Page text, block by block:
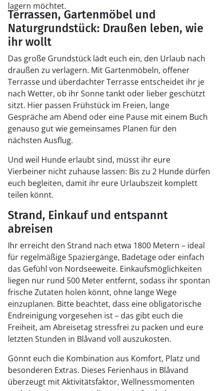
lagern möchtet.
Terrassen, Gartenmöbel und
Naturgrundstück: Draußen leben, wie
ihr wollt
Das große Grundstück lädt euch ein, den Urlaub nach
draußen zu verlagern. Mit Gartenmöbeln, offener
Terrasse und überdachter Terrasse entscheidet ihr je
nach Wetter, ob ihr Sonne tankt oder lieber geschützt
sitzt. Hier passen Frühstück im Freien, lange
Gespräche am Abend oder eine Pause mit einem Buch
genauso gut wie gemeinsames Planen für den
nächsten Ausflug.
Und weil Hunde erlaubt sind, müsst ihr eure
Vierbeiner nicht zuhause lassen: Bis zu 2 Hunde dürfen
euch begleiten, damit ihr eure Urlaubszeit komplett
teilen könnt.
Strand, Einkauf und entspannt
abreisen
Ihr erreicht den Strand nach etwa 1800 Metern – ideal
für regelmäßige Spaziergänge, Badetage oder einfach
das Gefühl von Nordseeweite. Einkaufsmöglichkeiten
liegen nur rund 500 Meter entfernt, sodass ihr spontan
frische Zutaten holen könnt, ohne lange Wege
einzuplanen. Bitte beachtet, dass eine obligatorische
Endreinigung vorgesehen ist – das gibt euch die
Freiheit, am Abreisetag stressfrei zu packen und eure
letzten Stunden in Blåvand voll auszukosten.
Gönnt euch die Kombination aus Komfort, Platz und
besonderen Extras. Dieses Ferienhaus in Blåvand
überzeugt mit Aktivitätsfaktor, Wellnessmomenten